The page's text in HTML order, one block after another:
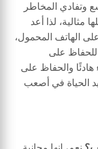
وتفادي المخاطر
مثالية، لذا أعد
الهاتف المحمول،
على
هادئًا والحفاظ على
الحياة في أصعب